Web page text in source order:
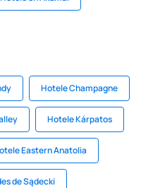
Hotele Champagne
Hotele Kárpatos
Eastern Anatolia
de Sądecki